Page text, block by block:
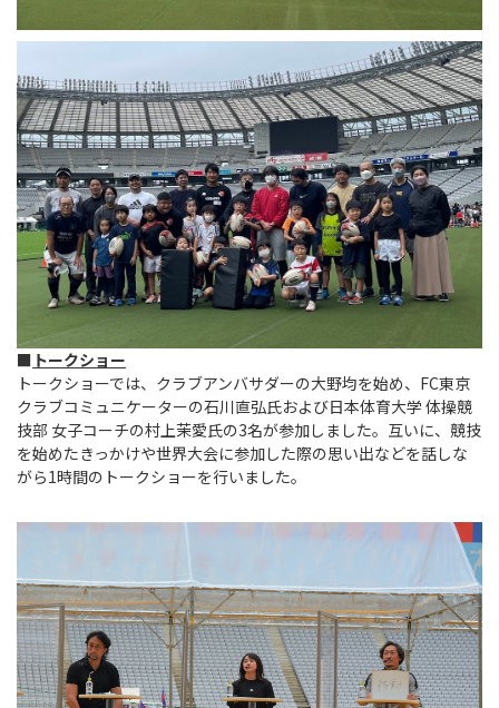
■ トークショー
トークショーでは、クラブアンバサダーの大野均を始め、FC東京
クラブコミュニケーターの石川直弘氏および日本体育大学 体操競
技部 女子コーチの村上茉愛氏の3名が参加しました。互いに、競技
を始めたきっかけや世界大会に参加した際の思い出などを話しな
がら1時間のトークショーを行いました。